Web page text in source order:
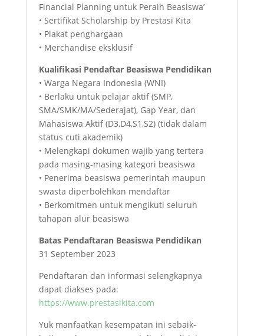
Financial Planning untuk Peraih Beasiswa’
• Sertifikat Scholarship by Prestasi Kita
• Plakat penghargaan
• Merchandise eksklusif
Kualifikasi Pendaftar Beasiswa Pendidikan
• Warga Negara Indonesia (WNI)
• Berlaku untuk pelajar aktif (SMP,
SMA/SMK/MA/Sederajat), Gap Year, dan
Mahasiswa Aktif (D3,D4,S1,S2) (tidak dalam
status cuti akademik)
• Melengkapi dokumen wajib yang tertera
pada masing-masing kategori beasiswa
• Penerima beasiswa pemerintah maupun
swasta diperbolehkan mendaftar
• Berkomitmen untuk mengikuti seluruh
tahapan alur beasiswa
Batas Pendaftaran Beasiswa Pendidikan
31 September 2023
Pendaftaran dan informasi selengkapnya
dapat diakses pada:
https://www.prestasikita.com
Yuk manfaatkan kesempatan ini sebaik-